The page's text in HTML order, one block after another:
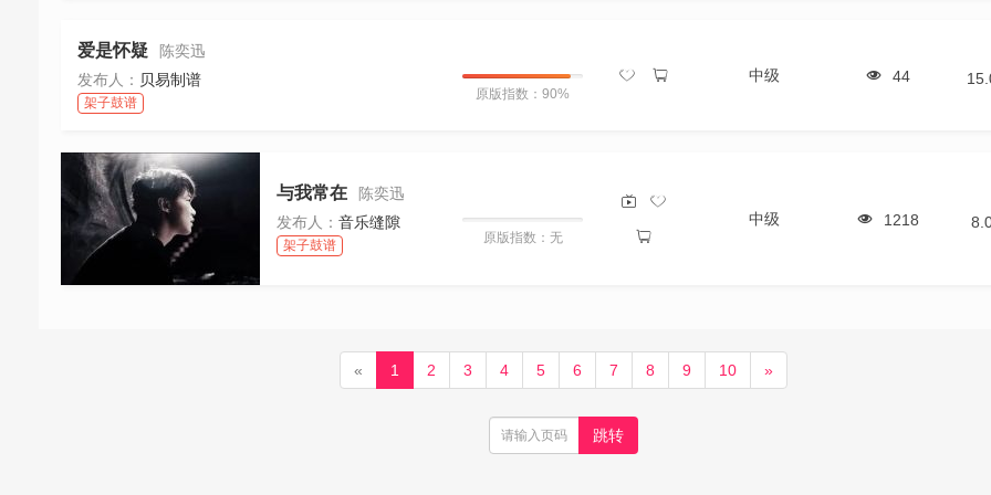
爱是怀疑
陈奕迅
发布人： 贝易制谱
架子鼓谱
原版指数：90%
中级 44
与我常在
陈奕迅
发布人： 音乐缝隙
架子鼓谱
原版指数：无
中级 1218
« 1 2 3 4 5 6 7 8 9 10 »